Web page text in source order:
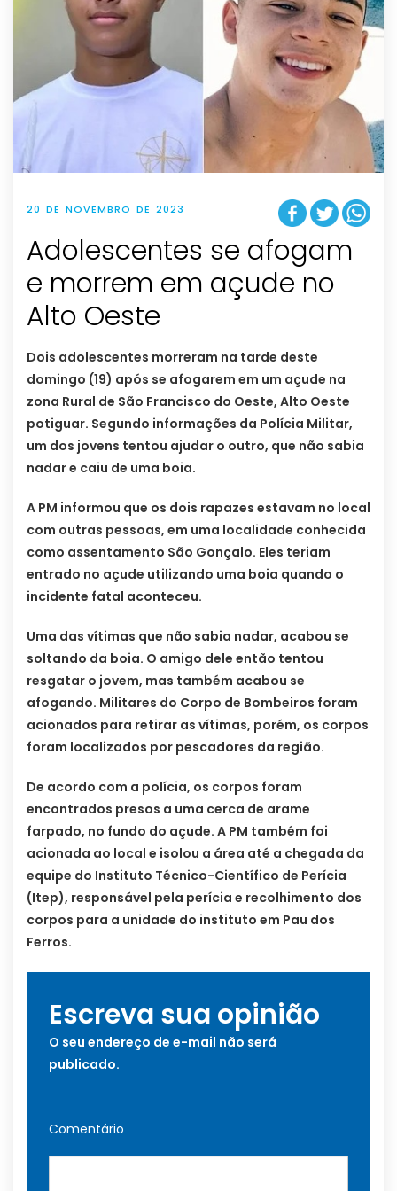
20 DE NOVEMBRO DE 2023
Adolescentes se afogam
e morrem em açude no
Alto Oeste
Dois adolescentes morreram na tarde deste
domingo (19) após se afogarem em um açude na
zona Rural de São Francisco do Oeste, Alto Oeste
potiguar. Segundo informações da Polícia Militar,
um dos jovens tentou ajudar o outro, que não sabia
nadar e caiu de uma boia.
A PM informou que os dois rapazes estavam no local
com outras pessoas, em uma localidade conhecida
como assentamento São Gonçalo. Eles teriam
entrado no açude utilizando uma boia quando o
incidente fatal aconteceu.
Uma das vítimas que não sabia nadar, acabou se
soltando da boia. O amigo dele então tentou
resgatar o jovem, mas também acabou se
afogando. Militares do Corpo de Bombeiros foram
acionados para retirar as vítimas, porém, os corpos
foram localizados por pescadores da região.
De acordo com a polícia, os corpos foram
encontrados presos a uma cerca de arame
farpado, no fundo do açude. A PM também foi
acionada ao local e isolou a área até a chegada da
equipe do Instituto Técnico-Científico de Perícia
(Itep), responsável pela perícia e recolhimento dos
corpos para a unidade do instituto em Pau dos
Ferros.
Escreva sua opinião
O seu endereço de e-mail não será
publicado.
Comentário